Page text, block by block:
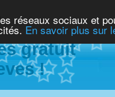
réseaux sociaux et
En savoir plus sur
gratuit
!